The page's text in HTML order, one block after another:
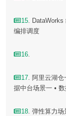
15. DataWorks
编排调度
16.
17. 阿里云湖仓
据中台场景一 •
18. 弹性算力场